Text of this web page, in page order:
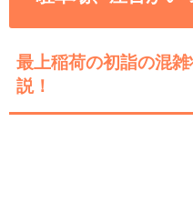
最上稲荷の初詣の混
説！